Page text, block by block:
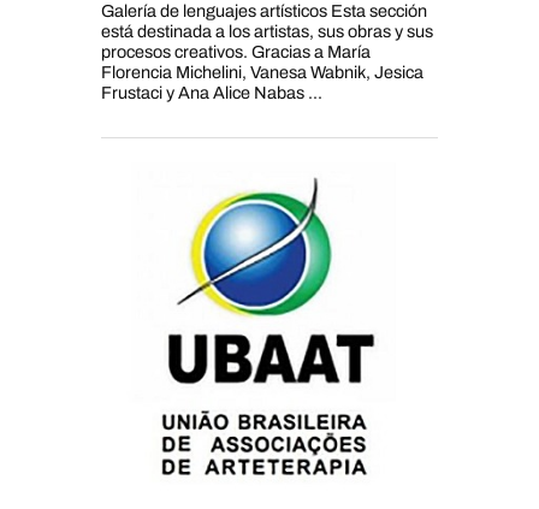
Galería de lenguajes artísticos Esta sección
está destinada a los artistas, sus obras y sus
procesos creativos. Gracias a María
Florencia Michelini, Vanesa Wabnik, Jesica
Frustaci y Ana Alice Nabas ...